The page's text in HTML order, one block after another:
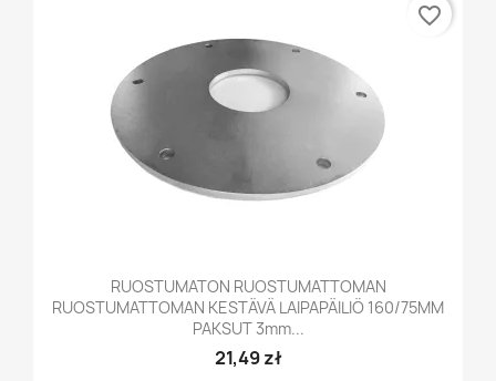
RUOSTUMATON RUOSTUMATTOMAN
RUOSTUMATTOMAN KESTÄVÄ LAIPAPÄILIÖ 160/75MM
PAKSUT 3mm...
21,49 zł
favorite_border